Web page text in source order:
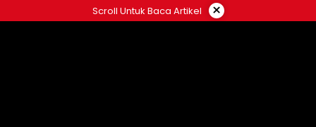
ke
Scroll Untuk Baca Artikel ×